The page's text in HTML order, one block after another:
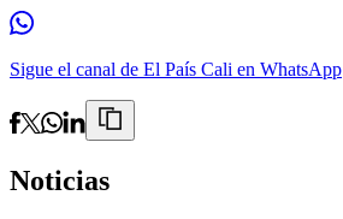
Sigue el canal de El País Cali en WhatsApp
Noticias